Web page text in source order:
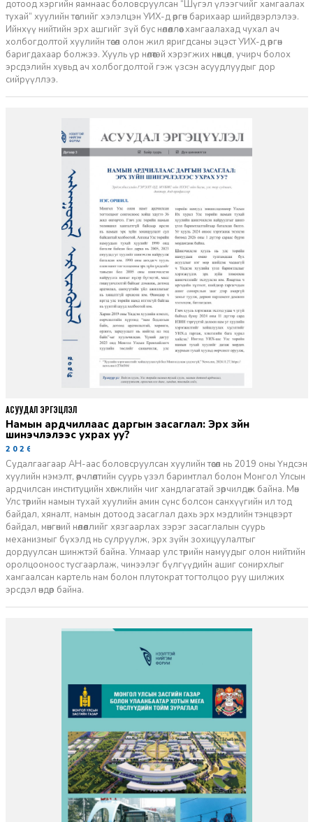
дотоод хэргийн яамнаас боловсруулсан “Шүгэл үлээгчийг хамгаалах
тухай” хуулийн төслийг хэлэлцэн УИХ-д өргөн барихаар шийдвэрлэлээ.
Ийнхүү нийтийн эрх ашгийг зүй бус нөлөөллөөс хамгаалахад чухал ач
холбогдолтой хуулийн төсөл олон жил яригдсаны эцэст УИХ-д өргөн
баригдахаар болжээ. Хууль үр нөлөөтэй хэрэгжих нөхцөл, учирч болох
эрсдэлийн хувьд ач холбогдолтой гэж үзсэн асуудлуудыг дор
сийрүүллээ.
Намын ардчиллаас даргын засаглал: Эрх зүйн
шинэчлэлээс ухрах уу?
2026-07-08
Судалгаагаар АН-аас боловсруулсан хуулийн төсөл нь 2019 оны Үндсэн
хуулийн нэмэлт, өөрчлөлтийн суурь үзэл баримтлал болон Монгол Улсын
ардчилсан институцийн хөгжлийн чиг хандлагатай зөрчилдөж байна. Мөн
Улс төрийн намын тухай хуулийн амин сүнс болсон санхүүгийн ил тод
байдал, хяналт, намын дотоод засаглал дахь эрх мэдлийн тэнцвэрт
байдал, мөнгөний нөлөөллийг хязгаарлах зэрэг засаглалын суурь
механизмыг бүхэлд нь сулруулж, эрх зүйн зохицуулалтыг
дордуулсан шинжтэй байна. Улмаар улс төрийн намуудыг олон нийтийн
оролцооноос тусгаарлаж, чинээлэг бүлгүүдийн ашиг сонирхлыг
хамгаалсан картель нам болон плутократ тогтолцоо руу шилжих
эрсдэл өндөр байна.
АСУУДАЛ ЭРГЭЦҮҮЛЭЛ